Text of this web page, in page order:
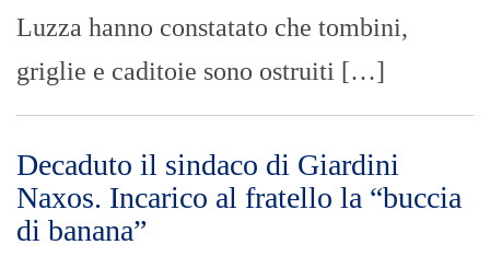
Luzza hanno constatato che tombini,
griglie e caditoie sono ostruiti […]
Decaduto il sindaco di Giardini
Naxos. Incarico al fratello la “buccia
di banana”